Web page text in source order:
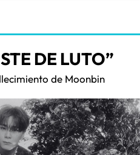
DE LUTO”
de Moonbin